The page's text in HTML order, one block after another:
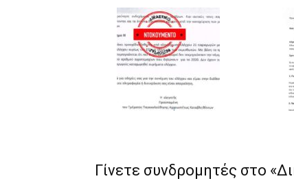
Γίνετε συνδρομητές στο